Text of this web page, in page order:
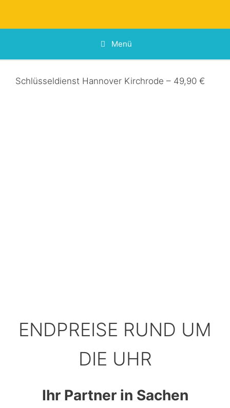
springen
Menü
Schlüsseldienst Hannover Kirchrode – 49,90 €
ENDPREISE RUND UM
DIE UHR
Ihr Partner in Sachen